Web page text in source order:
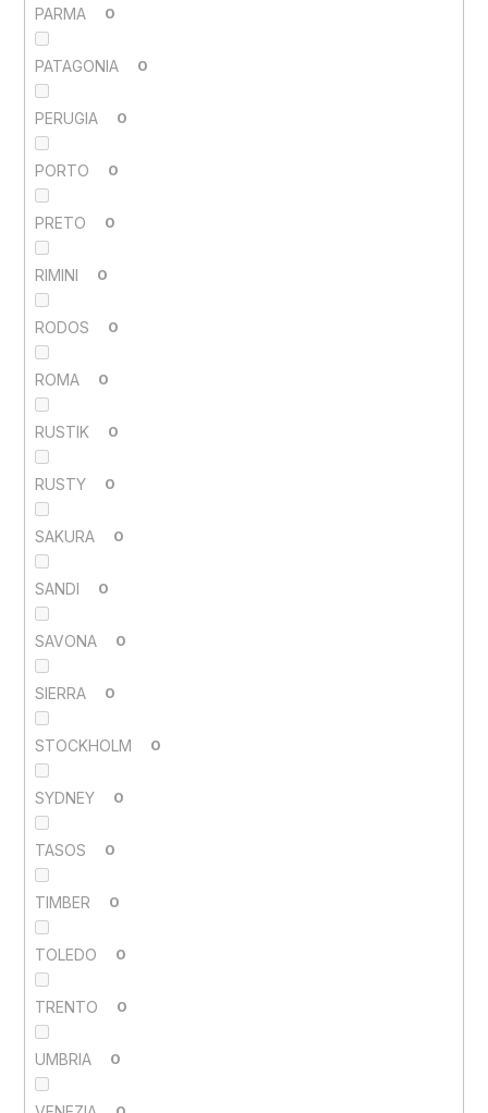
PARMA 0
PATAGONIA 0
PERUGIA 0
PORTO 0
PRETO 0
RIMINI 0
RODOS 0
ROMA 0
RUSTIK 0
RUSTY 0
SAKURA 0
SANDI 0
SAVONA 0
SIERRA 0
STOCKHOLM 0
SYDNEY 0
TASOS 0
TIMBER 0
TOLEDO 0
TRENTO 0
UMBRIA 0